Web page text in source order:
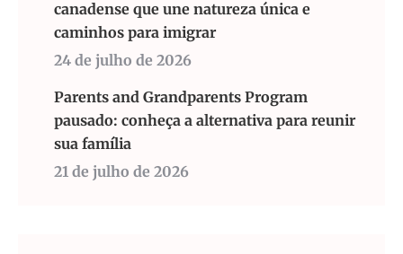
canadense que une natureza única e
caminhos para imigrar
24 de julho de 2026
Parents and Grandparents Program
pausado: conheça a alternativa para reunir
sua família
21 de julho de 2026